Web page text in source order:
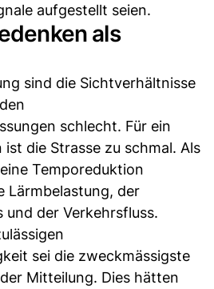
aufgestellt seien.
als
sind die Sichtverhältnisse
schlecht. Für ein
ist die Strasse zu schmal. Als
Temporeduktion
Lärmbelastung, der
der Verkehrsfluss.
sei die zweckmässigste
Mitteilung. Dies hätten